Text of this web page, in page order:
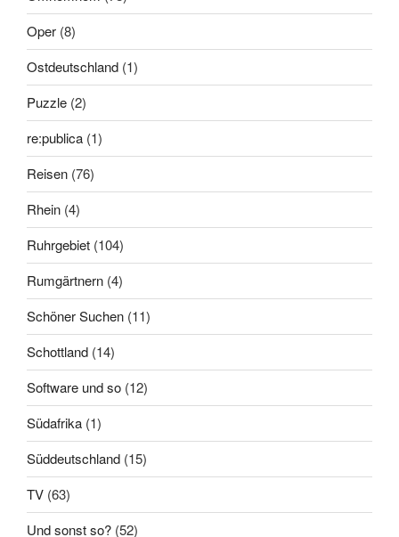
Oper (8)
Ostdeutschland (1)
Puzzle (2)
re:publica (1)
Reisen (76)
Rhein (4)
Ruhrgebiet (104)
Rumgärtnern (4)
Schöner Suchen (11)
Schottland (14)
Software und so (12)
Südafrika (1)
Süddeutschland (15)
TV (63)
Und sonst so? (52)